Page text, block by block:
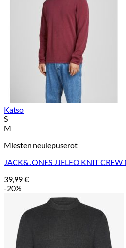
Katso
S
M
Miesten neulepuserot
JACK&JONES JJELEO KNIT
39,99€
-20%